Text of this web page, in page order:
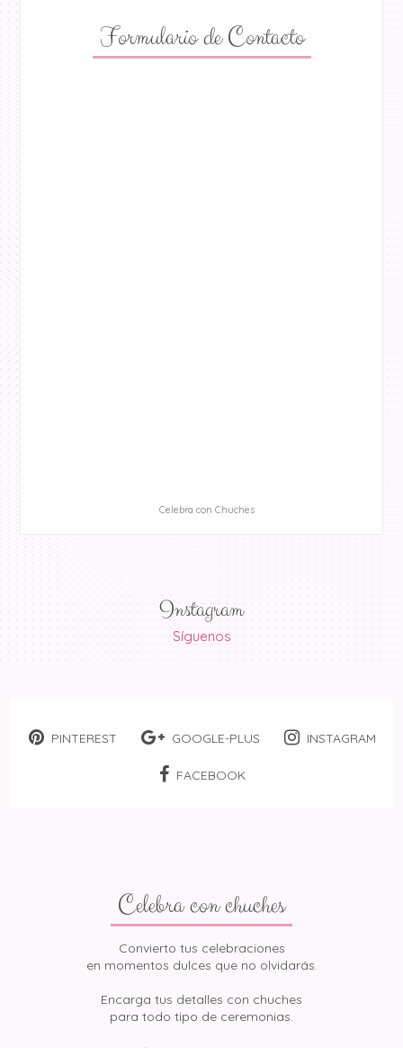
Formulario de Contacto
Celebra con Chuches
Instagram
Síguenos
PINTEREST GOOGLE-PLUS INSTAGRAM
FACEBOOK
Celebra con chuches
Convierto tus celebraciones
en momentos dulces que no olvidarás.
Encarga tus detalles con chuches
para todo tipo de ceremonias.